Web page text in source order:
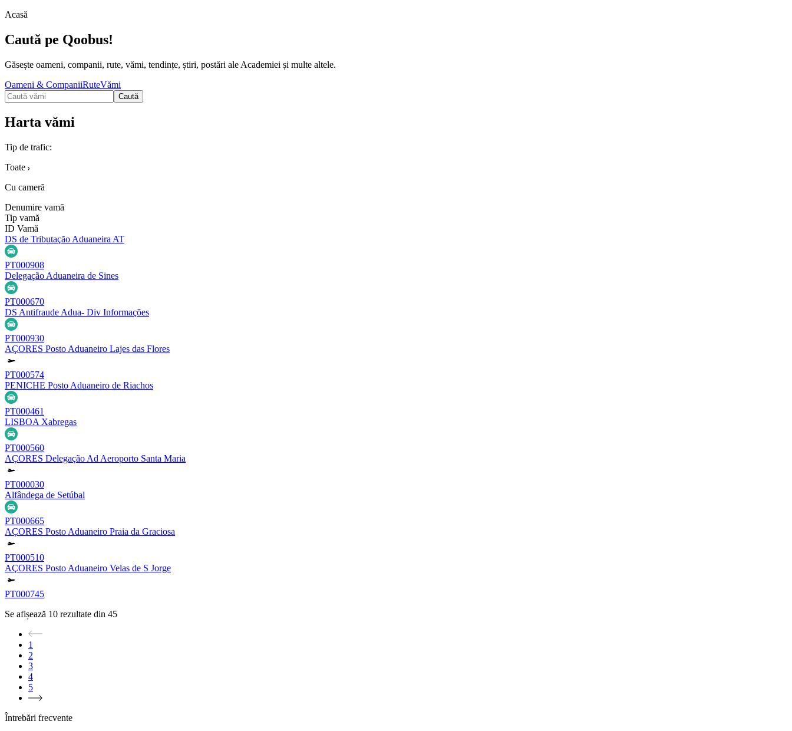
Acasă
Caută pe Qoobus!
Găsește oameni, companii, rute, vămi, tendințe, știri, postări ale Academiei și multe altele.
Oameni & CompaniiRuteVămi
Caută
Harta vămi
Tip de trafic:
Toate
Cu cameră
Denumire vamă
Tip vamă
ID Vamă
DS de Tributação Aduaneira AT
PT000908
Delegação Aduaneira de Sines
PT000670
DS Antifraude Adua- Div Informações
PT000930
AÇORES Posto Aduaneiro Lajes das Flores
PT000574
PENICHE Posto Aduaneiro de Riachos
PT000461
LISBOA Xabregas
PT000560
AÇORES Delegação Ad Aeroporto Santa Maria
PT000030
Alfândega de Setúbal
PT000665
AÇORES Posto Aduaneiro Praia da Graciosa
PT000510
AÇORES Posto Aduaneiro Velas de S Jorge
PT000745
Se afișează 10 rezultate din 45
1
2
3
4
5
Întrebări frecvente